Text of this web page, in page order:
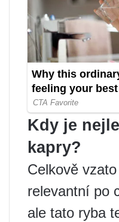
Kdy je
kapry?
Celkově
relevantní po
ale tato ryba